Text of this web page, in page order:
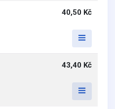
40,50 Kč
43,40 Kč